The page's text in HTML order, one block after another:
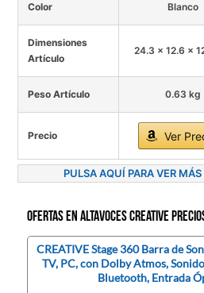
Color Blanco
Dimensiones
Artículo
24.3 x 12.6 x
Peso Artículo 0.63 kg
Precio Ver
PULSA AQUÍ PARA VER
Ofertas en Altavoces Creative
CREATIVE Stage 360 Barra de
TV, PC, con Dolby Atmos,
Bluetooth, Entrada